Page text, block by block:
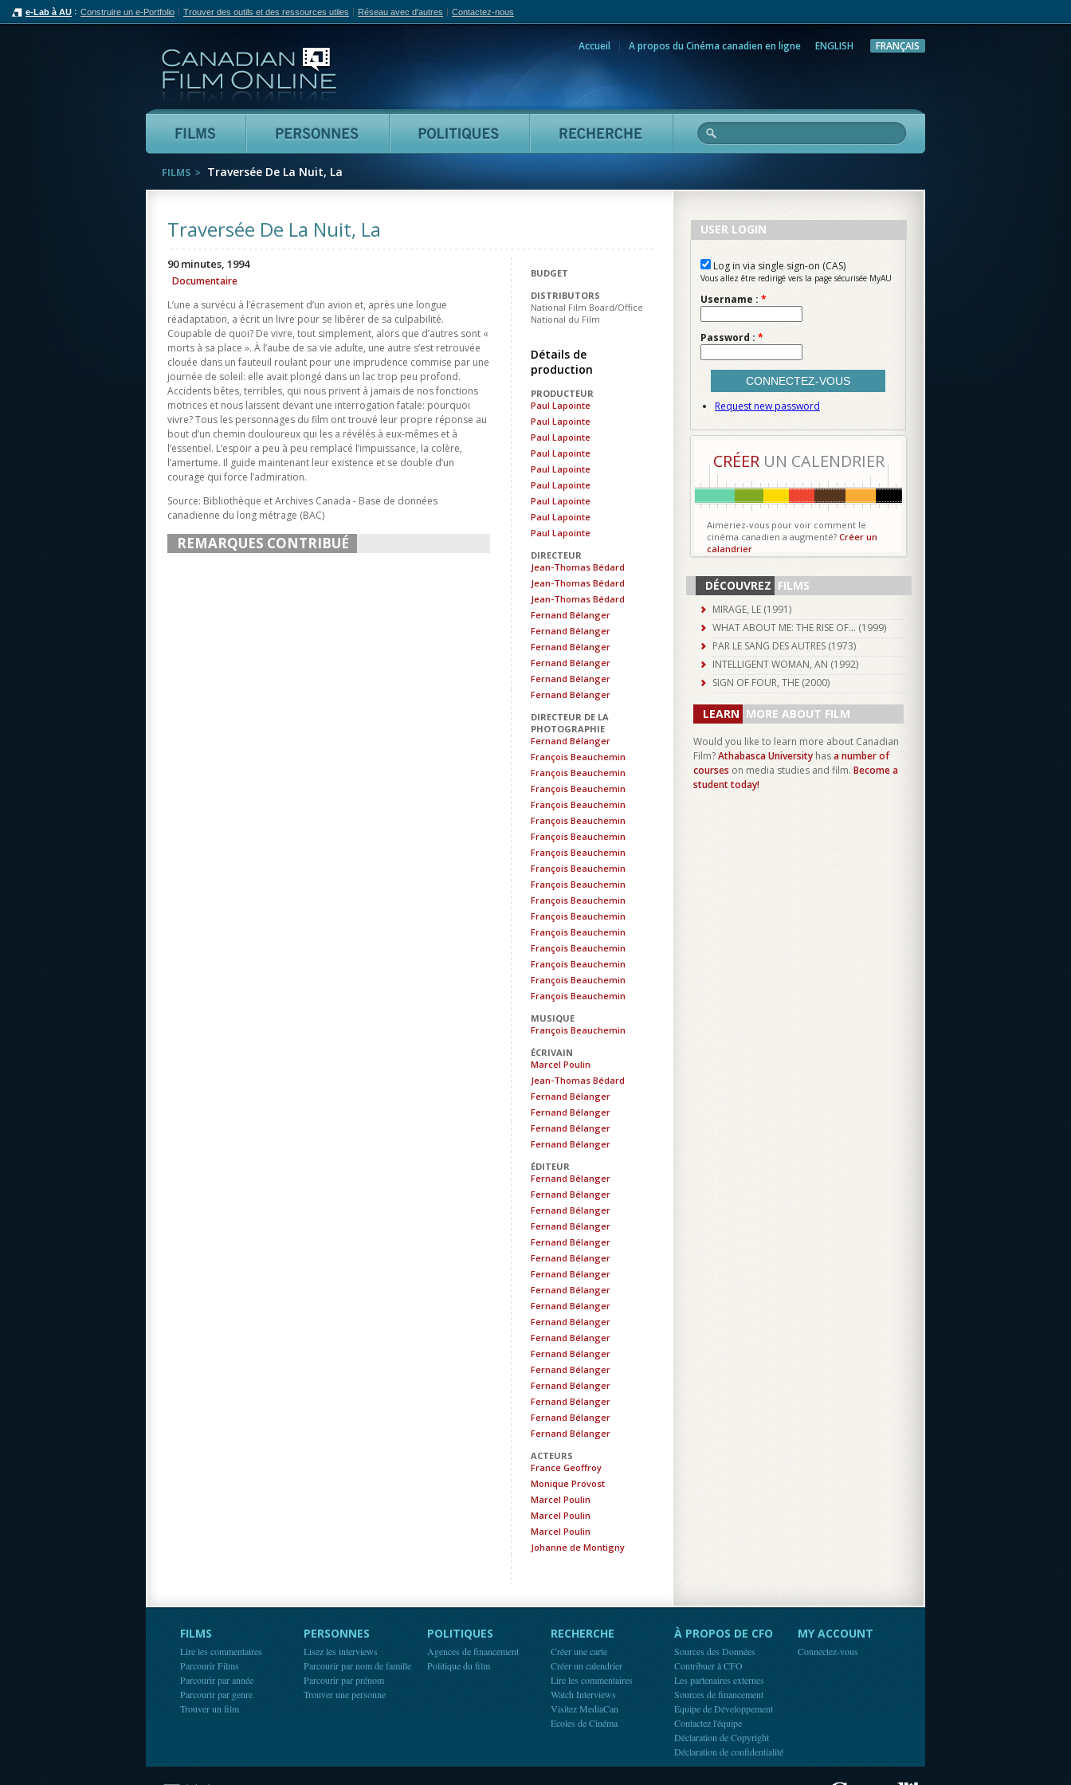
e-Lab à AU Construire un e-Portfolio Trouver des outils et des ressources utiles Réseau avec d'autres Contactez-nous
Accueil A propos du Cinéma canadien en ligne ENGLISH FRANÇAIS
Films Personnes Politiques Recherche
FILMS Traversée De La Nuit, La
Traversée De La Nuit, La
BUDGET
DISTRIBUTORS
National Film Board/Office
National du Film
Détails de
production
PRODUCTEUR
Paul Lapointe
Paul Lapointe
Paul Lapointe
Paul Lapointe
Paul Lapointe
Paul Lapointe
Paul Lapointe
Paul Lapointe
Paul Lapointe
DIRECTEUR
Jean-Thomas Bédard
Jean-Thomas Bédard
Jean-Thomas Bédard
Fernand Bélanger
Fernand Bélanger
Fernand Bélanger
Fernand Bélanger
Fernand Bélanger
Fernand Bélanger
DIRECTEUR DE LA
PHOTOGRAPHIE
Fernand Bélanger
François Beauchemin
François Beauchemin
François Beauchemin
François Beauchemin
François Beauchemin
François Beauchemin
François Beauchemin
François Beauchemin
François Beauchemin
François Beauchemin
François Beauchemin
François Beauchemin
François Beauchemin
François Beauchemin
François Beauchemin
François Beauchemin
MUSIQUE
François Beauchemin
ÉCRIVAIN
Marcel Poulin
Jean-Thomas Bédard
Fernand Bélanger
Fernand Bélanger
Fernand Bélanger
Fernand Bélanger
ÉDITEUR
Fernand Bélanger
Fernand Bélanger
Fernand Bélanger
Fernand Bélanger
Fernand Bélanger
Fernand Bélanger
Fernand Bélanger
Fernand Bélanger
Fernand Bélanger
Fernand Bélanger
Fernand Bélanger
Fernand Bélanger
Fernand Bélanger
Fernand Bélanger
Fernand Bélanger
Fernand Bélanger
Fernand Bélanger
ACTEURS
France Geoffroy
Monique Provost
Marcel Poulin
Marcel Poulin
Marcel Poulin
Johanne de Montigny
90 minutes, 1994
Documentaire
L’une a survécu à l’écrasement d’un avion et, après une longue
réadaptation, a écrit un livre pour se libérer de sa culpabilité.
Coupable de quoi? De vivre, tout simplement, alors que d’autres sont «
morts à sa place ». À l’aube de sa vie adulte, une autre s’est retrouvée
clouée dans un fauteuil roulant pour une imprudence commise par une
journée de soleil: elle avait plongé dans un lac trop peu profond.
Accidents bêtes, terribles, qui nous privent à jamais de nos fonctions
motrices et nous laissent devant une interrogation fatale: pourquoi
vivre? Tous les personnages du film ont trouvé leur propre réponse au
bout d’un chemin douloureux qui les a révélés à eux-mêmes et à
l’essentiel. L’espoir a peu à peu remplacé l’impuissance, la colère,
l’amertume. Il guide maintenant leur existence et se double d’un
courage qui force l’admiration.
Source: Bibliothèque et Archives Canada - Base de données
canadienne du long métrage (BAC)
REMARQUES CONTRIBUÉ
USER LOGIN
Log in via single sign-on (CAS)
Vous allez être redirigé vers la page sécurisée MyAU
Username : *
Password : *
Request new password
CRÉERUN CALENDRIER
Aimeriez-vous pour voir comment le
cinéma canadien a augmenté? Créer un
calandrier
DÉCOUVREZ FILMS
MIRAGE, LE (1991)
WHAT ABOUT ME: THE RISE OF... (1999)
PAR LE SANG DES AUTRES (1973)
INTELLIGENT WOMAN, AN (1992)
SIGN OF FOUR, THE (2000)
LEARN MORE ABOUT FILM
Would you like to learn more about Canadian
Film?Athabasca University hasa number of
courses on media studies and film. Become a
student today!
FILMS
Lire les commentaires
Parcourir Films
Parcourir par année
Parcourir par genre
Trouver un film
PERSONNES
Lisez les interviews
Parcourir par nom de famille
Parcourir par prénom
Trouver une personne
POLITIQUES
Agences de financement
Politique du film
RECHERCHE
Créer une carte
Créer un calendrier
Lire les commentaires
Watch Interviews
Visitez MediaCan
Ecoles de Cinéma
À PROPOS DE CFO
Sources des Données
Contribuer à CFO
Les partenaires externes
Sources de financement
Équipe de Développement
Contactez l'équipe
Déclaration de Copyright
Déclaration de confidentialité
MY ACCOUNT
Connectez-vous